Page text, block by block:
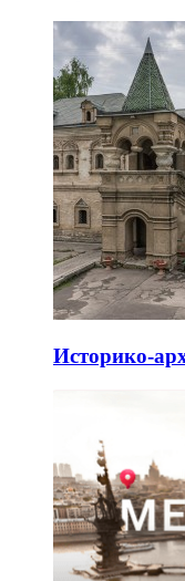
Историко-